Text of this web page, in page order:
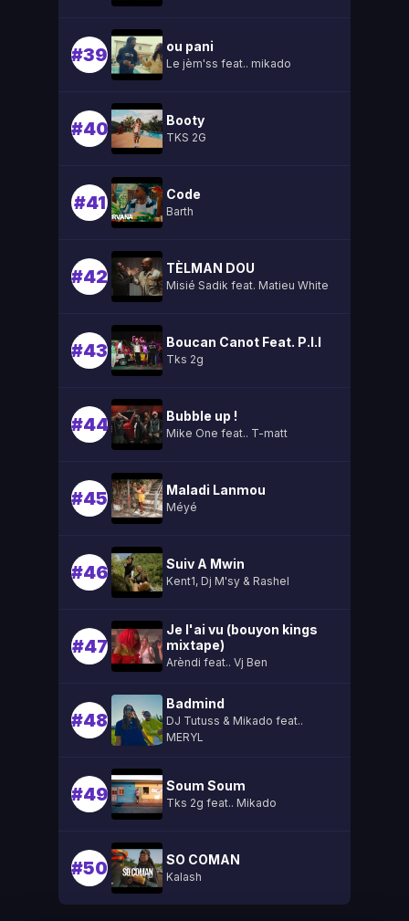
#39 ou pani
Le jèm'ss feat.. mikado
#40 Booty
TKS 2G
#41 Code
Barth
#42 TÈLMAN DOU
Misié Sadik feat. Matieu White
#43 Boucan Canot Feat. P.l.l
Tks 2g
#44 Bubble up !
Mike One feat.. T-matt
#45 Maladi Lanmou
Méyé
#46 Suiv A Mwin
Kent1, Dj M'sy & Rashel
#47
Je l'ai vu (bouyon kings
mixtape)
Arèndi feat.. Vj Ben
#48
Badmind
DJ Tutuss & Mikado feat..
MERYL
#49 Soum Soum
Tks 2g feat.. Mikado
#50 SO COMAN
Kalash